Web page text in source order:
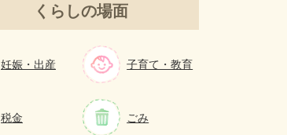
くらしの場面
妊娠・出産 子育て・教育
税金 ごみ